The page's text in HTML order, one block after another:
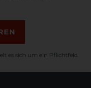
es sich um ein Pflichtfeld.